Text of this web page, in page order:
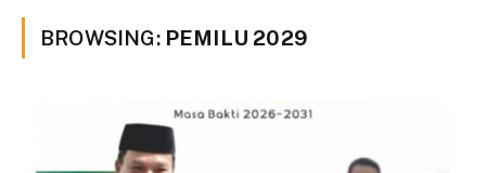
BROWSING: PEMILU 2029